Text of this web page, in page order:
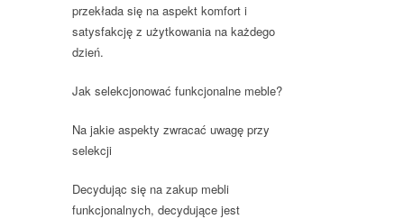
przekłada się na aspekt komfort i
satysfakcję z użytkowania na każdego
dzień.
Jak selekcjonować funkcjonalne meble?
Na jakie aspekty zwracać uwagę przy
selekcji
Decydując się na zakup mebli
funkcjonalnych, decydujące jest